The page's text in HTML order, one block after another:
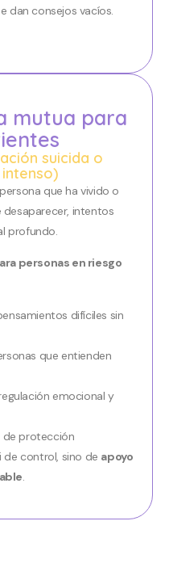
dan consejos vacíos.
mutua para
suicida o
que ha vivido o
desaparecer, intentos
profundo.
personas en riesgo
difíciles sin
que entienden
emocional y
de protección
de control, sino de apoyo
.